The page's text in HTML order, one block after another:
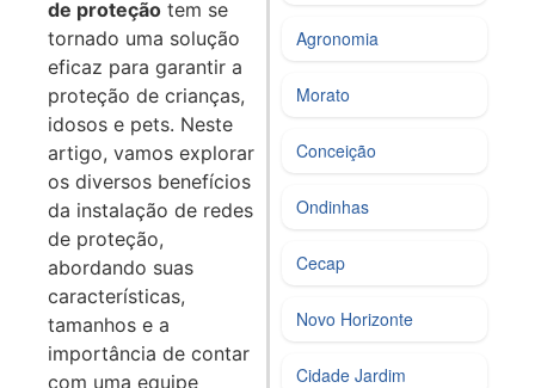
de proteção tem se
tornado uma solução
eficaz para garantir a
proteção de crianças,
idosos e pets. Neste
artigo, vamos explorar
os diversos benefícios
da instalação de redes
de proteção,
abordando suas
características,
tamanhos e a
importância de contar
com uma equipe
Agronomia
Morato
Conceição
Ondinhas
Cecap
Novo Horizonte
Cidade Jardim